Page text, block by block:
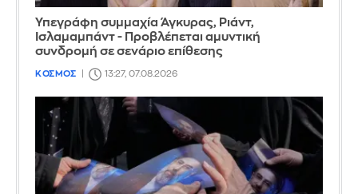
Υπεγράφη συμμαχία Άγκυρας, Ριάντ,
Ισλαμαμπάντ - Προβλέπεται αμυντική
συνδρομή σε σενάριο επίθεσης
ΚΟΣΜΟΣ 13:27, 07.08.2026